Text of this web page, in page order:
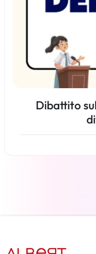
Dibattito